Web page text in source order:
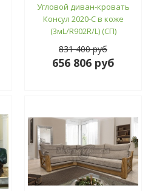
Угловой диван-кровать
Консул 2020-С в коже
(3мL/R902R/L) (СП)
831 400 руб
656 806 руб